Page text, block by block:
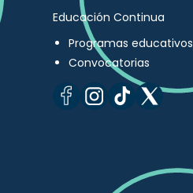
Educación Continua
Programas educativos
Convocatorias